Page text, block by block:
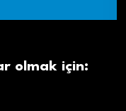
olmak için: